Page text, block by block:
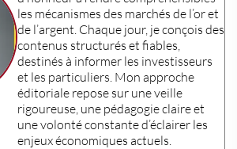
les mécanismes des marchés de l’or et
de l’argent . Chaque jour, je conçois des
contenus structurés et fiables,
destinés à informer les investisseurs
et les particuliers . Mon approche
éditoriale repose sur une veille
rigoureuse, une pédagogie claire et
une volonté constante d’éclairer les
enjeux économiques actuels